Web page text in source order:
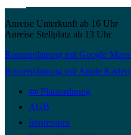
Anreise Unterkunft ab 16 Uhr
Anreise Stellplatz ab 13 Uhr
Routenplanung mit Google Maps
Routenplanung mit Apple Karten
📜 Platzordnung
AGB
Impressum